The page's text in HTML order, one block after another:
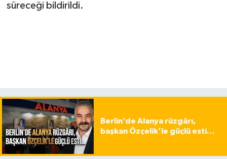
süreceği bildirildi.
Berlin’de Alanya rüzgârı,
başkan Özçelik’le güçlü esti…